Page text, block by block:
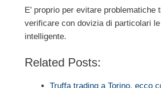
E’ proprio per evitare
verificare con dovizia di particolari
intelligente.
Related Posts:
Truffa trading a Torino, ecco